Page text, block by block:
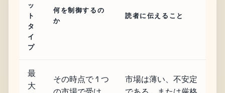
ッ
ト
タ
イ
プ
何を制御するの
か
読者に伝えること
最
大
その時点で 1 つ
市場は薄い、不安定